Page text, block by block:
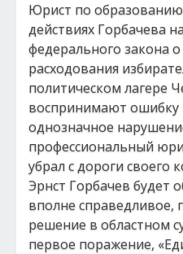
Юрист по
действиях Горбачева
федерального закона
расходования
политическом лагере
воспринимают ошибку
однозначное
профессиональный
убрал с дороги своего
Эрнст Горбачев будет
вполне справедливое,
решение в областном
первое поражение,